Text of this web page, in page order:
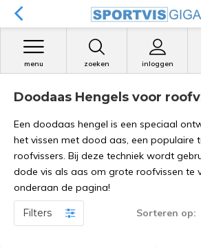
zoeken inloggen
menu
Doodaas Hengels voor
Een doodaas hengel is een speciaal
het vissen met dood aas, een populaire
roofvissers. Bij deze techniek wordt
dode vis als aas om grote roofvissen te
onderaan de pagina!
Filters Sorteren op: